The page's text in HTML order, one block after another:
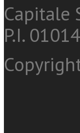
Capitale
P.I.